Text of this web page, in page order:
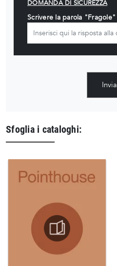
DOMANDA DI SICUREZZA
Scrivere la parola
Invia
Sfoglia i cataloghi: